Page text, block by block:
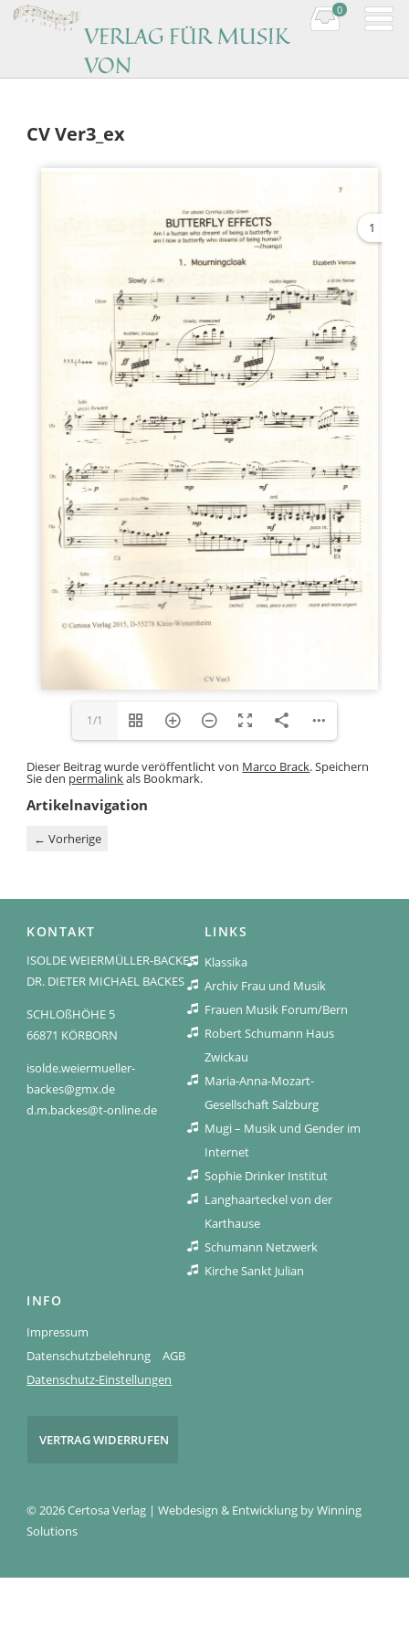
VERLAG FÜR MUSIK
VON
0
CV Ver3_ex
1
1/1
Dieser Beitrag wurde veröffentlicht von Marco Brack. Speichern
Sie den permalinkals Bookmark.
Artikelnavigation
← Vorherige
KONTAKT
ISOLDE WEIERMÜLLER-BACKES
DR. DIETER MICHAEL BACKES
SCHLOßHÖHE 5
66871 KÖRBORN
isolde.weiermueller-
backes@gmx.de
d.m.backes@t-online.de
LINKS
Klassika
Archiv Frau und Musik
Frauen Musik Forum/Bern
Robert Schumann Haus
Zwickau
Maria-Anna-Mozart-
Gesellschaft Salzburg
Mugi – Musik und Gender im
Internet
Sophie Drinker Institut
Langhaarteckel von der
Karthause
Schumann Netzwerk
Kirche Sankt Julian
INFO
Impressum
Datenschutzbelehrung
AGB
Datenschutz-Einstellungen
VERTRAG WIDERRUFEN
© 2026 Certosa Verlag | Webdesign & Entwicklung byWinning
Solutions